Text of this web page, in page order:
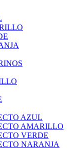
AZUL
AMARILLO
VERDE
NARANJA